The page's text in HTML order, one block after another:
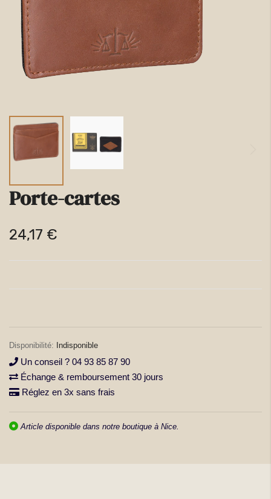
galerie
d’images
Passer
début
Galerie
Porte-cartes
24,17 €
Indisponible
Un conseil ? 04 93 85 87 90
Échange & remboursement 30 jours
Réglez en 3x sans frais
Article disponible dans notre boutique à Nice.